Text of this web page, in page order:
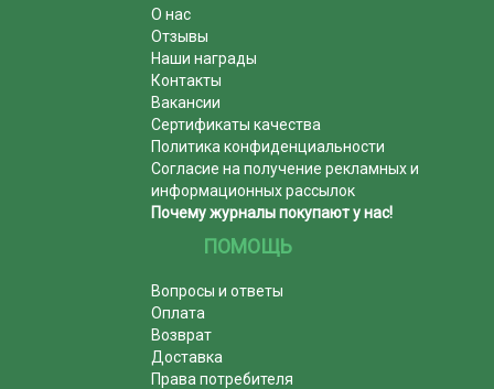
О нас
Отзывы
Наши награды
Контакты
Вакансии
Сертификаты качества
Политика конфиденциальности
Согласие на получение рекламных и
информационных рассылок
Почему журналы покупают у нас!
ПОМОЩЬ
Вопросы и ответы
Оплата
Возврат
Доставка
Права потребителя